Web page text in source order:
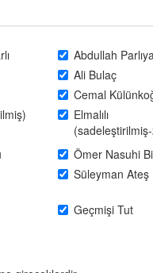
Abdullah
Ali Bulaç
Cemal
Elmalılı
Ömer Nasuhi
Süleyman Ateş
Geçmişi Tut